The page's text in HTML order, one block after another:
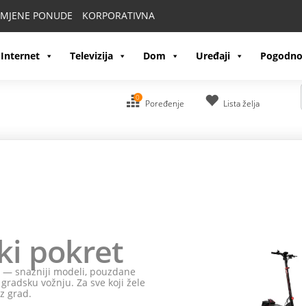
PONUDE KORPORATIVNA
Internet Televizija Dom Uređaji
0
Poređenje Lista želja
HONOR Watch 2 Epic.
Projector Air Pro. Uz sve